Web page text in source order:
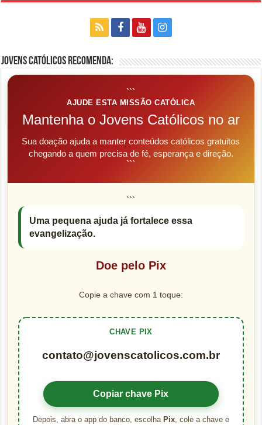
Jovens Católicos Recomenda:
```
AJUDE ESTA MISSÃO CATÓLICA
Mantenha o Jovens Católicos no ar
Sua doação ajuda a manter conteúdos católicos gratuitos
chegando a quem precisa de fé, esperança e direção.
```
```
Uma pequena ajuda já fortalece essa
evangelização.
Doe pelo Pix
Copie a chave com 1 toque:
CHAVE PIX
contato@jovenscatolicos.com.br
Copiar chave Pix
Depois, abra o app do banco, escolha Pix, cole a chave e